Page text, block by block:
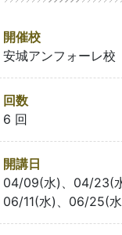
開催校
安城アンフォーレ校
回数
6 回
開講日
04/09(水)、04/23(
06/11(水)、06/25(